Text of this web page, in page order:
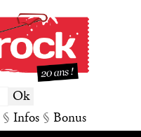
§ Infos § Bonus